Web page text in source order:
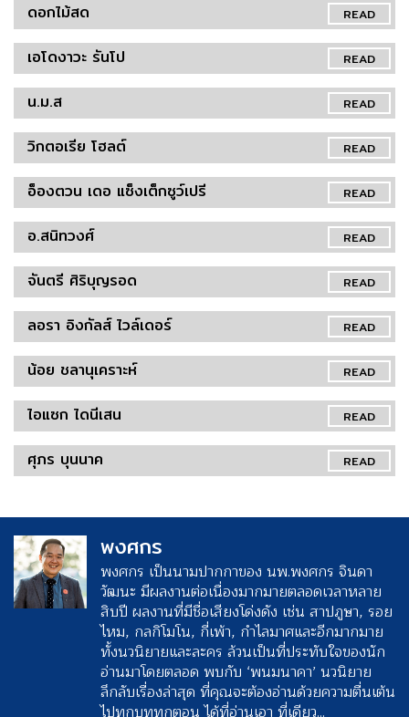
READ
ดอกไม้สด
READ
เอโดงาวะ รันโป
READ
น.ม.ส
READ
วิกตอเรีย โฮลต์
READ
อ็องตวน เดอ แซ็งเต็กซูว์เปรี
READ
อ.สนิทวงศ์
READ
จันตรี ศิริบุญรอด
READ
ลอรา อิงกัลส์ ไวล์เดอร์
READ
น้อย ชลานุเคราะห์
READ
ไอแซก ไดนีเสน
READ
ศุภร บุนนาค
พงศกร
พงศกร เป็นนามปากกาของ นพ.พงศกร จินดา
วัฒนะ มีผลงานต่อเนื่องมากมายตลอดเวลาหลาย
สิบปี ผลงานที่มีชื่อเสียงโด่งดัง เช่น สาปภูษา, รอย
ไหม, กลกิโมโน, กี่เพ้า, กำไลมาศและอีกมากมาย
ทั้งนวนิยายและละคร ล้วนเป็นที่ประทับใจของนัก
อ่านมาโดยตลอด พบกับ ‘พนมนาคา’ นวนิยาย
ลึกลับเรื่องล่าสุด ที่คุณจะต้องอ่านด้วยความตื่นเต้น
ไปทุกบททุกตอน ได้ที่อ่านเอา ที่เดียว...